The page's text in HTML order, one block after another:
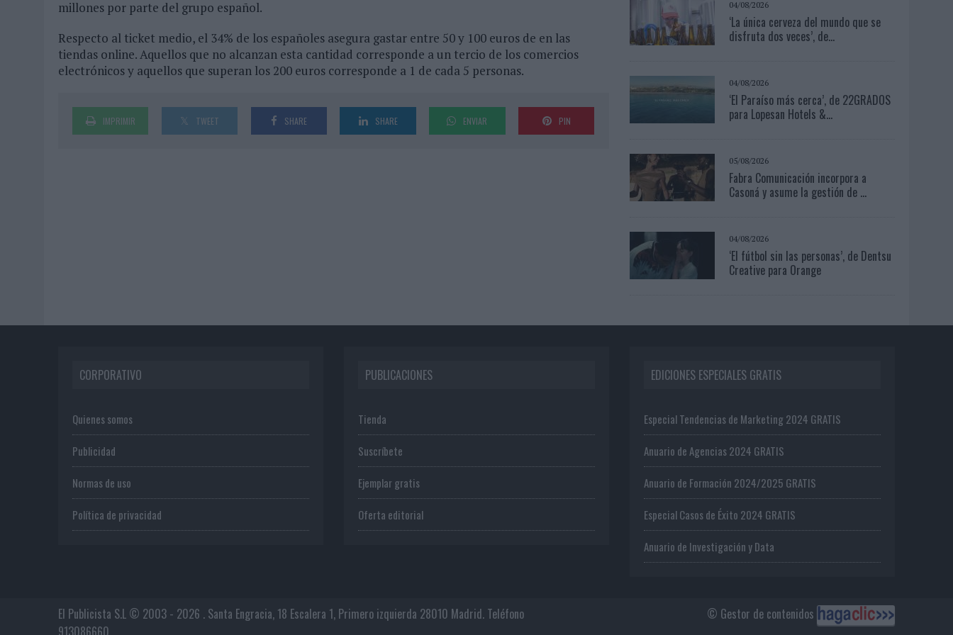
millones por parte del grupo español.
Respecto al ticket medio, el 34% de los españoles asegura gastar entre 50 y 100 euros de en las
tiendas online. Aquellos que no alcanzan esta cantidad corresponde a un tercio de los comercios
electrónicos y aquellos que superan los 200 euros corresponde a 1 de cada 5 personas.
IMPRIMIR TWEET SHARE SHARE ENVIAR PIN
04/08/2026
‘La única cerveza del mundo que se
disfruta dos veces’, de...
04/08/2026
‘El Paraíso más cerca’, de 22GRADOS
para Lopesan Hotels &...
05/08/2026
Fabra Comunicación incorpora a
Casoná y asume la gestión de ...
04/08/2026
‘El fútbol sin las personas’, de Dentsu
Creative para Orange
CORPORATIVO
Quienes somos
Publicidad
Normas de uso
Política de privacidad
PUBLICACIONES
Tienda
Suscríbete
Ejemplar gratis
Oferta editorial
EDICIONES ESPECIALES GRATIS
Especial Tendencias de Marketing 2024 GRATIS
Anuario de Agencias 2024 GRATIS
Anuario de Formación 2024/2025 GRATIS
Especial Casos de Éxito 2024 GRATIS
Anuario de Investigación y Data
© Gestor de contenidos
El Publicista S.L © 2003 - 2026 . Santa Engracia, 18 Escalera 1, Primero izquierda 28010 Madrid. Teléfono
913086660.